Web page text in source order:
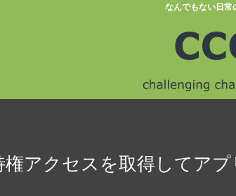
なんでもない日常
権アクセスを取得してア